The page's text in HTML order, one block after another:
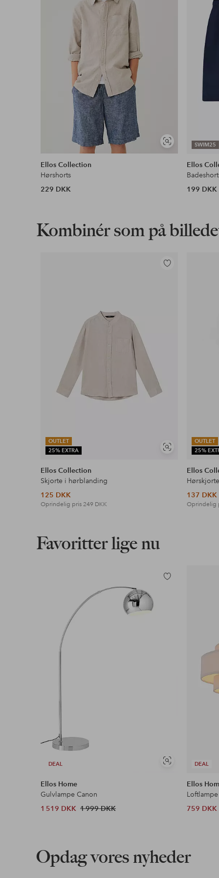
Læs mere
Se
lignende
Ellos Collection
Hørshorts
229 DKK
SWIM25
Ellos
199 DKK
Kombinér som på
OUTLET
25% EXTRA
Se
Tilføj
Ellos Collection
Skjorte i hørblanding
125 DKK
Oprindelig pris249 DKK
OUTLET
25%
Ellos
Hørskjorte
137 DKK
Oprindelig
Favoritter lige nu
DEAL
Se
Tilføj
Ellos Home
Gulvlampe Canon
1 519 DKK 1 999 DKK
DEAL
Ellos
759 DKK
Opdag vores nyheder